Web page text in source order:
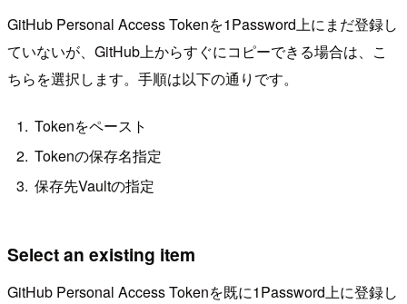
GitHub Personal Access Tokenを1Password上にまだ登録し
ていないが、GitHub上からすぐにコピーできる場合は、こ
ちらを選択します。手順は以下の通りです。
Tokenをペースト
Tokenの保存名指定
保存先Vaultの指定
Select an existing item
GitHub Personal Access Tokenを既に1Password上に登録し